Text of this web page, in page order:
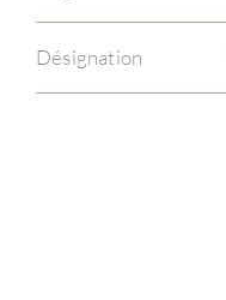
Désignation